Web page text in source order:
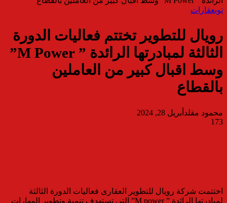
توبعقارات
رويال للتطوير تختتم فعاليات الدورة
الثالثة لمبادرتها الرائدة ” M Power”
وسط اقبال كبير من العاملين
بالقطاع
محمود مقلد أبريل 28, 2024
173
اختتمت شركة رويال للتطوير العقارى فعاليات الدورة الثالثة
لمبادرتها الرائدة ” M power” التى تستهدف تنمية وتطوير المهارات